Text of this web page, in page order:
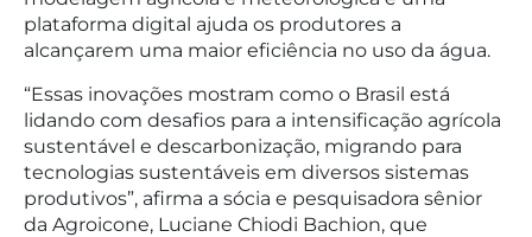
plataforma digital ajuda os produtores a
alcançarem uma maior eficiência no uso da água.
“Essas inovações mostram como o Brasil está
lidando com desafios para a intensificação agrícola
sustentável e descarbonização, migrando para
tecnologias sustentáveis em diversos sistemas
produtivos”, afirma a sócia e pesquisadora sênior
da Agroicone, Luciane Chiodi Bachion, que